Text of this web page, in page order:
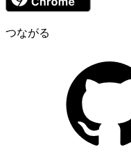
つながる